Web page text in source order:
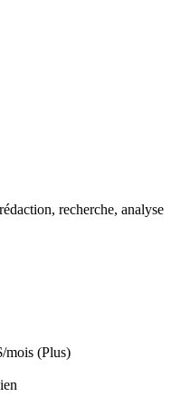
recherche, analyse
mois (Plus)